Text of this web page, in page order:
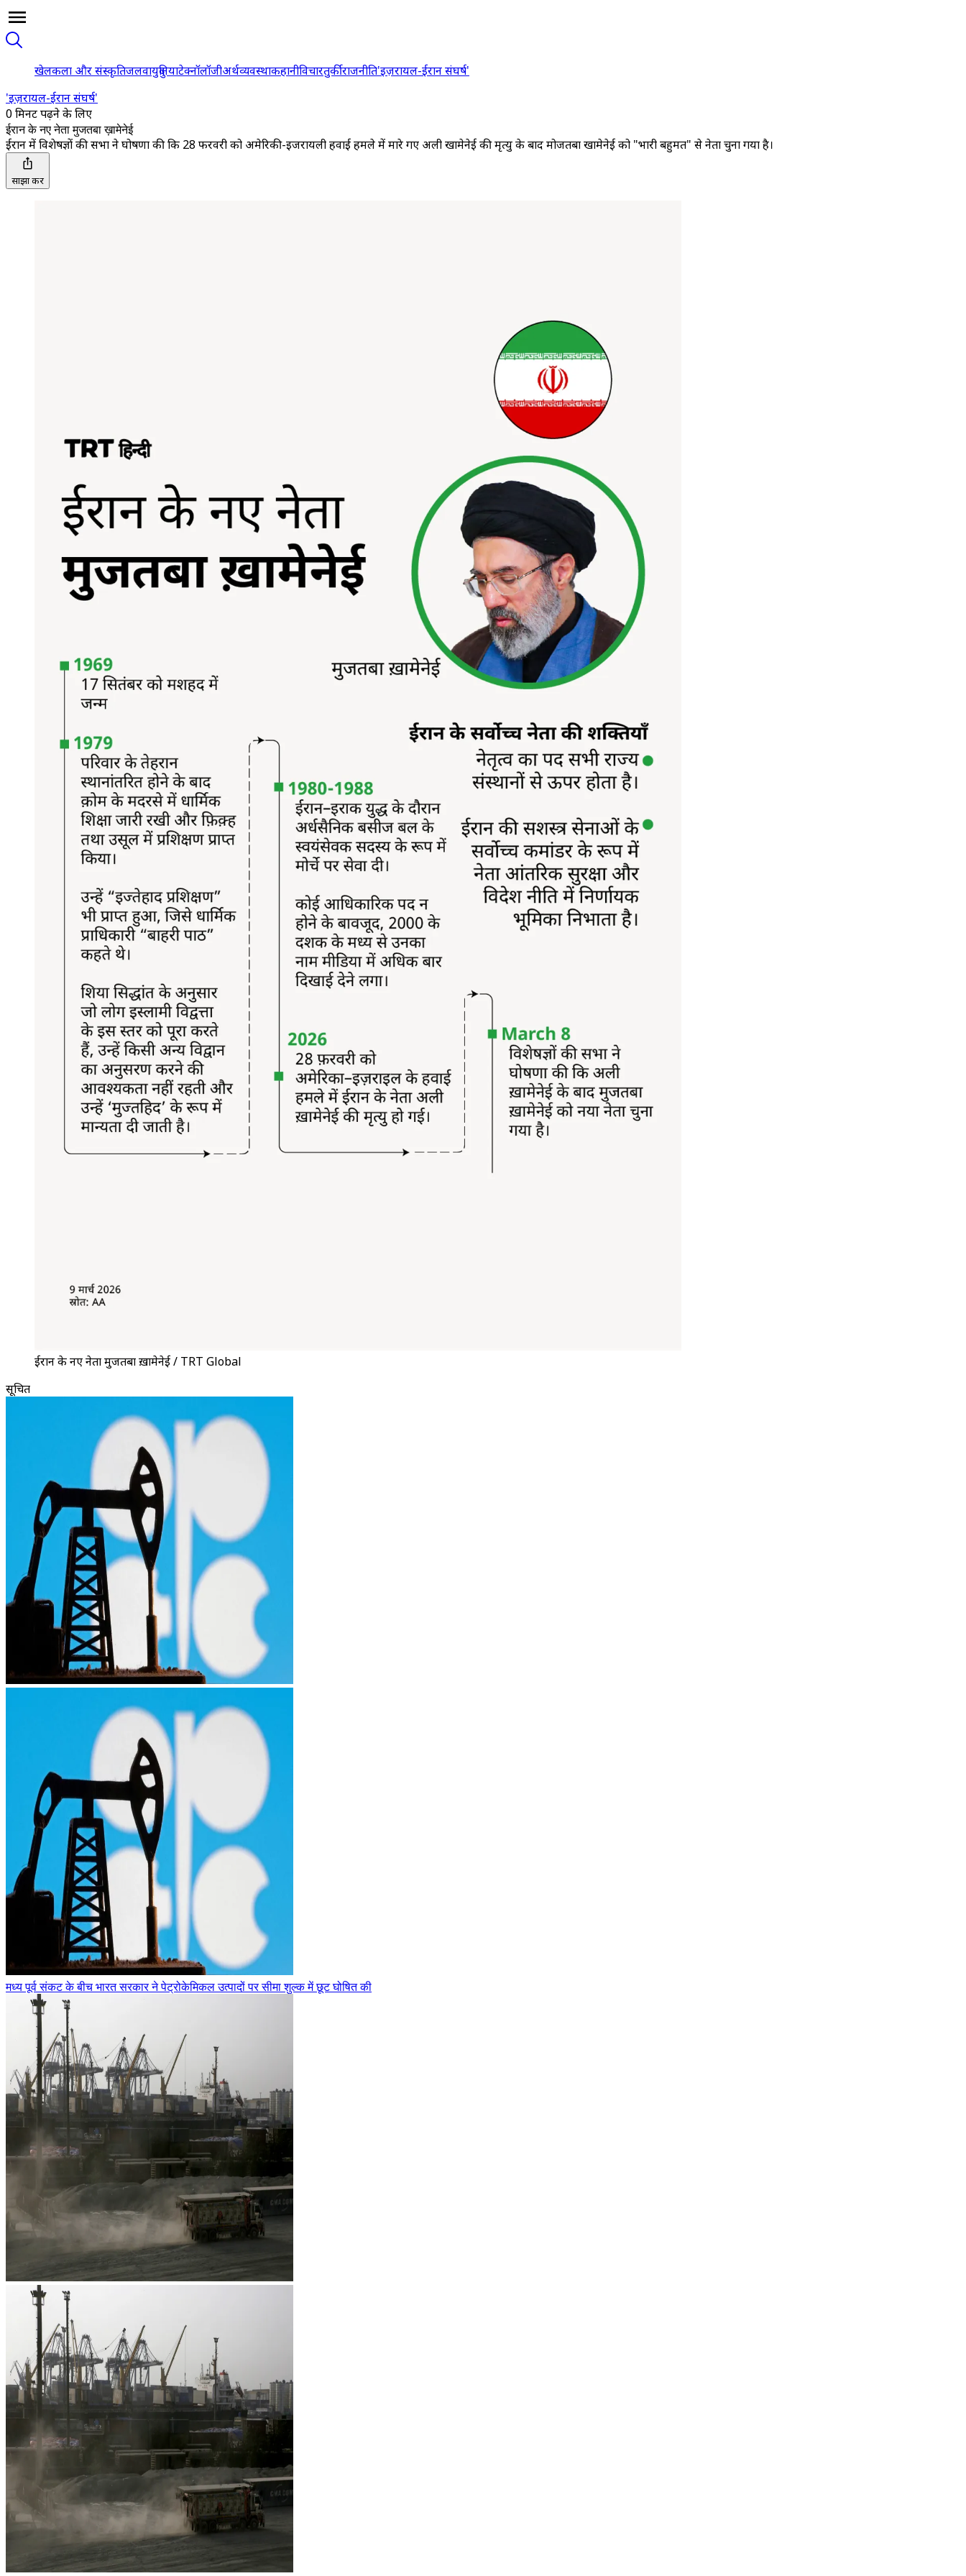
खेलकला और संस्कृतिजलवायुदुनियाटेक्नॉलॉजीअर्थव्यवस्थाकहानीविचारतुर्कीराजनीति'इज़रायल-ईरान संघर्ष'
'इज़रायल-ईरान संघर्ष'
0 मिनट पढ़ने के लिए
ईरान के नए नेता मुजतबा ख़ामेनेई
ईरान में विशेषज्ञों की सभा ने घोषणा की कि 28 फरवरी को अमेरिकी-इजरायली हवाई हमले में मारे गए अली खामेनेई की मृत्यु के बाद मोजतबा खामेनेई को "भारी बहुमत" से नेता चुना गया है।
साझा करें
ईरान के नए नेता मुजतबा ख़ामेनेई / TRT Global
सूचित
मध्य पूर्व संकट के बीच भारत सरकार ने पेट्रोकेमिकल उत्पादों पर सीमा शुल्क में छूट घोषित की